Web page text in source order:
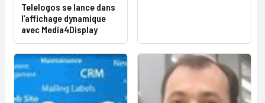
Telelogos se lance dans
l’affichage dynamique
avec Media4Display